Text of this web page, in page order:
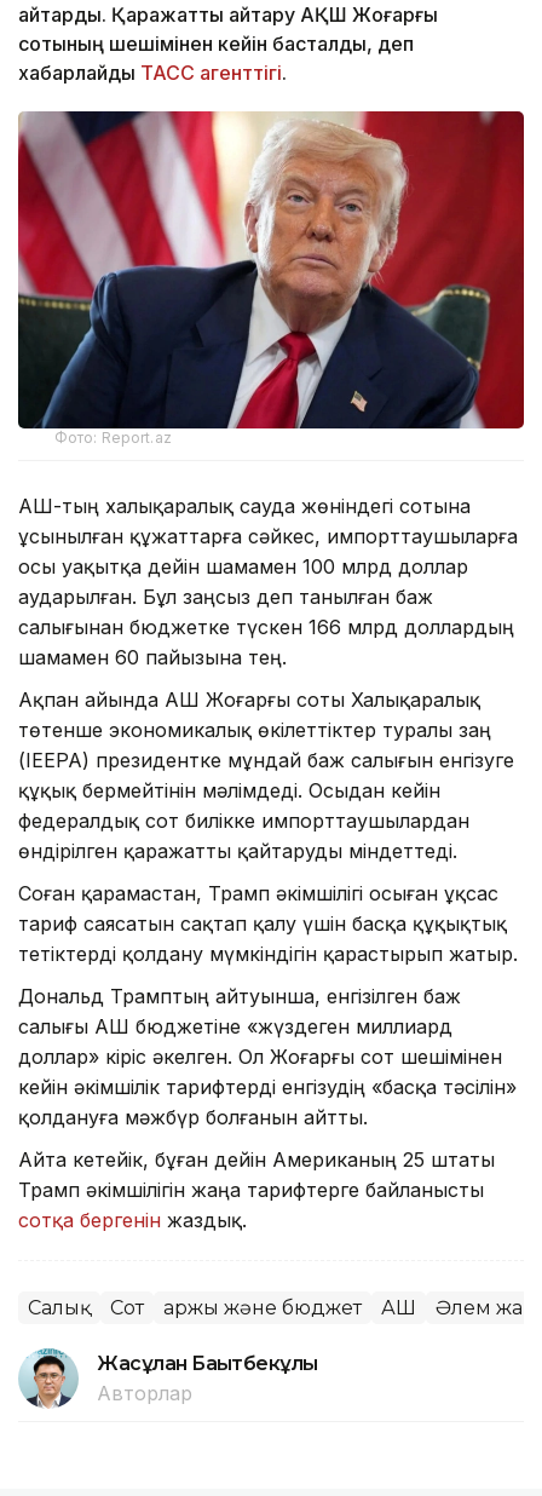
қайтарды. Қаражатты қайтару АҚШ Жоғарғы
сотының шешімінен кейін басталды, деп
хабарлайды ТАСС агенттігі.
Фото: Report.az
АҚШ-тың халықаралық сауда жөніндегі сотына
ұсынылған құжаттарға сәйкес, импорттаушыларға
осы уақытқа дейін шамамен 100 млрд доллар
аударылған. Бұл заңсыз деп танылған баж
салығынан бюджетке түскен 166 млрд доллардың
шамамен 60 пайызына тең.
Ақпан айында АҚШ Жоғарғы соты Халықаралық
төтенше экономикалық өкілеттіктер туралы заң
(IEEPA) президентке мұндай баж салығын енгізуге
құқық бермейтінін мәлімдеді. Осыдан кейін
федералдық сот билікке импорттаушылардан
өндірілген қаражатты қайтаруды міндеттеді.
Соған қарамастан, Трамп әкімшілігі осыған ұқсас
тариф саясатын сақтап қалу үшін басқа құқықтық
тетіктерді қолдану мүмкіндігін қарастырып жатыр.
Дональд Трамптың айтуынша, енгізілген баж
салығы АҚШ бюджетіне «жүздеген миллиард
доллар» кіріс әкелген. Ол Жоғарғы сот шешімінен
кейін әкімшілік тарифтерді енгізудің «басқа тәсілін»
қолдануға мәжбүр болғанын айтты.
Айта кетейік, бұған дейін Американың 25 штаты
Трамп әкімшілігін жаңа тарифтерге байланысты
сотқа бергенін жаздық.
Салық Сот Қаржы және бюджет АҚШ Әлем
Жасұлан Бақытбекұлы
Авторлар